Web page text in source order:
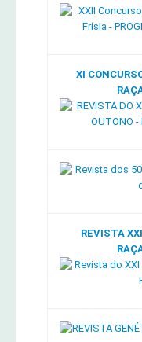
XI
REVISTA